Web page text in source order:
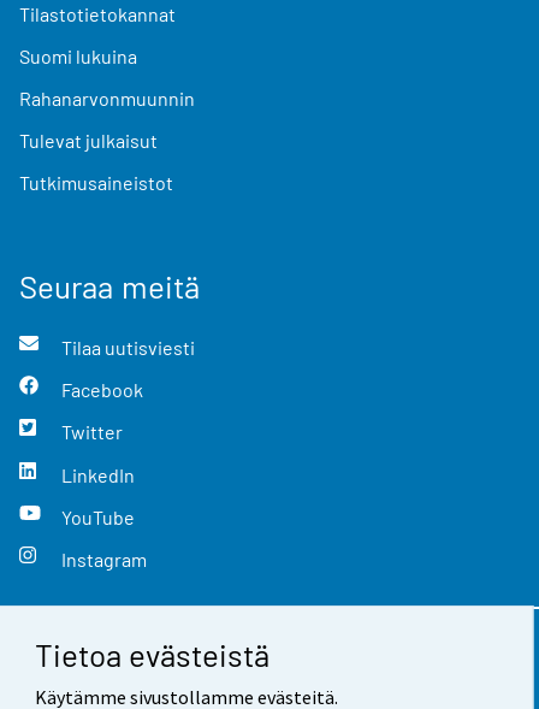
Tietoa evästeistä
Käytämme sivustollamme evästeitä.
Tilastotietokannat
Suomi lukuina
Rahanarvonmuunnin
Tulevat julkaisut
Tutkimusaineistot
Seuraa meitä
Tilaa uutisviesti
Facebook
Twitter
LinkedIn
YouTube
Instagram
Yhteystiedot